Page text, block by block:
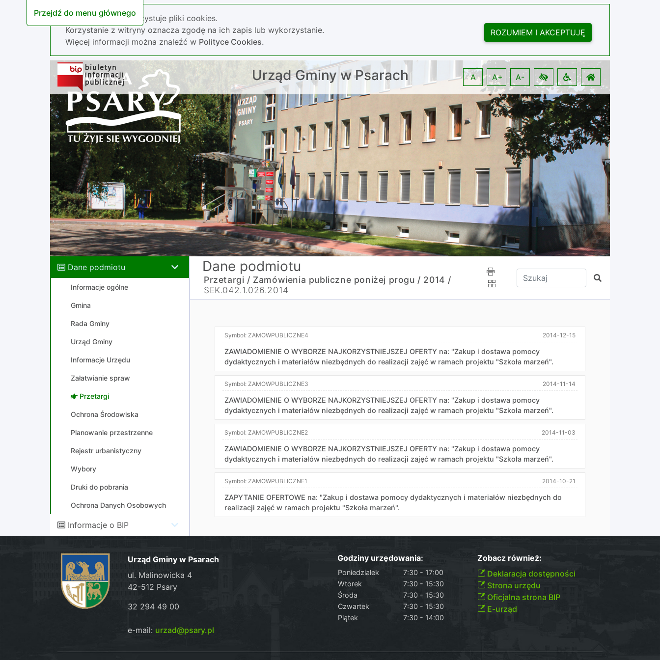
Przejdź do menu głównego
Nasza strona wykorzystuje pliki cookies.
Korzystanie z witryny oznacza zgodę na ich zapis lub wykorzystanie.
Więcej informacji można znaleźć w Polityce Cookies.
ROZUMIEM I AKCEPTUJĘ
Urząd Gminy w Psarach A A+ A-
Dane podmiotu
Informacje ogólne
Gmina
Rada Gminy
Urząd Gminy
Informacje Urzędu
Załatwianie spraw
Przetargi
Ochrona Środowiska
Planowanie przestrzenne
Rejestr urbanistyczny
Wybory
Druki do pobrania
Ochrona Danych Osobowych
Informacje o BIP
Dane podmiotu
Przetargi / Zamówienia publiczne poniżej progu / 2014 /
SEK.042.1.026.2014
Wpisz tekst do wyszukania
Szukaj
Symbol: ZAMOWPUBLICZNE4 2014-12-15
ZAWIADOMIENIE O WYBORZE NAJKORZYSTNIEJSZEJ OFERTY na: "Zakup i dostawa pomocy
dydaktycznych i materiałów niezbędnych do realizacji zajęć w ramach projektu "Szkoła marzeń".
Symbol: ZAMOWPUBLICZNE3 2014-11-14
ZAWIADOMIENIE O WYBORZE NAJKORZYSTNIEJSZEJ OFERTY na: "Zakup i dostawa pomocy
dydaktycznych i materiałów niezbędnych do realizacji zajęć w ramach projektu "Szkoła marzeń".
Symbol: ZAMOWPUBLICZNE2 2014-11-03
ZAWIADOMIENIE O WYBORZE NAJKORZYSTNIEJSZEJ OFERTY na: "Zakup i dostawa pomocy
dydaktycznych i materiałów niezbędnych do realizacji zajęć w ramach projektu "Szkoła marzeń".
Symbol: ZAMOWPUBLICZNE1 2014-10-21
ZAPYTANIE OFERTOWE na: "Zakup i dostawa pomocy dydaktycznych i materiałów niezbędnych do
realizacji zajęć w ramach projektu "Szkoła marzeń".
Urząd Gminy w Psarach
ul. Malinowicka 4
42-512 Psary
32 294 49 00
e-mail: urzad@psary.pl
Godziny urzędowania:
Poniedziałek
7:30 - 17:00
Wtorek
7:30 - 15:30
Środa
7:30 - 15:30
Czwartek
7:30 - 15:30
Piątek
7:30 - 14:00
Zobacz również:
Deklaracja dostępności
Strona urzędu
Oficjalna strona BIP
E-urząd